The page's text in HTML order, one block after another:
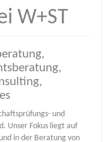
W+ST
und
Unser Fokus liegt auf
in der Beratung von